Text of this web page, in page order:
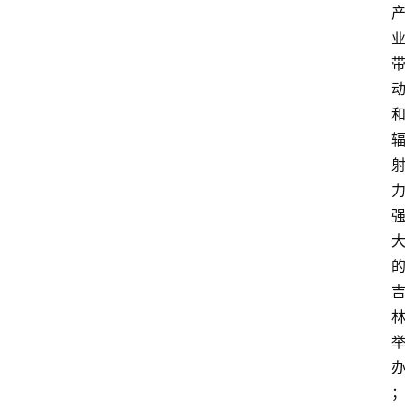
产
业
带
动
和
辐
射
力
强
大
的
吉
林
举
办
；